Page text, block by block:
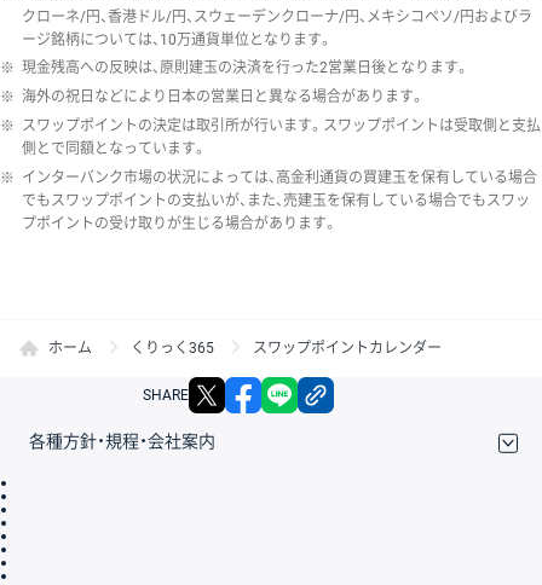
クローネ/円、香港ドル/円、スウェーデンクローナ/円、メキシコペソ/円およびラ
ージ銘柄については、10万通貨単位となります。
※ 現金残高への反映は、原則建玉の決済を行った2営業日後となります。
※ 海外の祝日などにより日本の営業日と異なる場合があります。
※ スワップポイントの決定は取引所が行います。スワップポイントは受取側と支払
側とで同額となっています。
※ インターバンク市場の状況によっては、高金利通貨の買建玉を保有している場合
でもスワップポイントの支払いが、また、売建玉を保有している場合でもスワッ
プポイントの受け取りが生じる場合があります。
ホーム くりっく365 スワップポイントカレンダー
SHARE X facebook
各種方針・規程・会社案内